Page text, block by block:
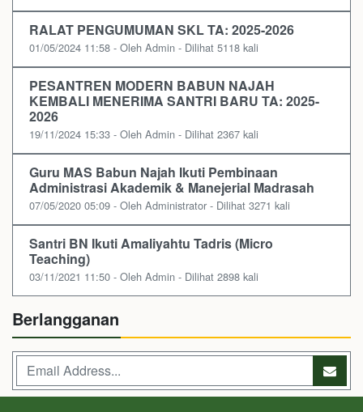
RALAT PENGUMUMAN SKL TA: 2025-2026
01/05/2024 11:58 - Oleh Admin - Dilihat 5118 kali
PESANTREN MODERN BABUN NAJAH
KEMBALI MENERIMA SANTRI BARU TA: 2025-
2026
19/11/2024 15:33 - Oleh Admin - Dilihat 2367 kali
Guru MAS Babun Najah Ikuti Pembinaan
Administrasi Akademik & Manejerial Madrasah
07/05/2020 05:09 - Oleh Administrator - Dilihat 3271 kali
Santri BN Ikuti Amaliyahtu Tadris (Micro
Teaching)
03/11/2021 11:50 - Oleh Admin - Dilihat 2898 kali
Berlangganan